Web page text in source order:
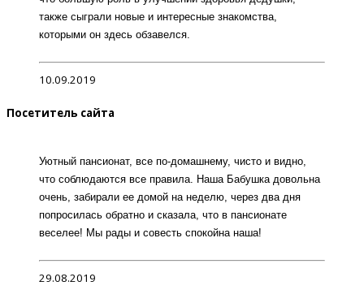
также сыграли новые и интересные знакомства,
которыми он здесь обзавелся.
10.09.2019
Посетитель сайта
Уютный пансионат, все по-домашнему, чисто и видно,
что соблюдаются все правила. Наша Бабушка довольна
очень, забирали ее домой на неделю, через два дня
попросилась обратно и сказала, что в пансионате
веселее! Мы рады и совесть спокойна наша!
29.08.2019